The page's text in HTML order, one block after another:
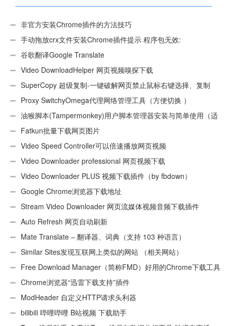
非官方安装Chrome插件的方法技巧
手动拖放crx文件安装Chrome插件提示 程序包无效:
“CEX_HEADER_INVALID”的解决办法
谷歌翻译Google Translate
Video DownloadHelper 网页视频嗅探下载
SuperCopy 超级复制-一键破解网页禁止鼠标右键选择、复制
Proxy SwitchyOmega代理网络管理工具（方便切换 ）
油猴脚本(Tampermonkey)用户脚本管理器安装与简单使用（适
用Android）
Fatkun批量下载网页图片
Video Speed Controller可以倍速播放网页视频
Video Downloader professional 网页视频下载
Video Downloader PLUS 视频下载插件（by fbdown）
Google Chrome浏览器下载地址
Stream Video Downloader 网页流媒体视频音频下载插件
Auto Refresh 网页自动刷新
Mate Translate – 翻译器、词典（支持 103 种语言）
Similar Sites发现互联网上类似的网站 （相关网站）
Free Download Manager（简称FMD）好用的Chrome下载工具
插件Chrome浏览器“迅雷下载支持”插件
ModHeader 自定义HTTP请求头利器
bilibili 哔哩哔哩 B站视频 下载助手